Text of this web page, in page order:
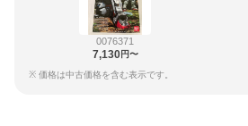
0076371
7,130円〜
※ 価格は中古価格を含む表示です。